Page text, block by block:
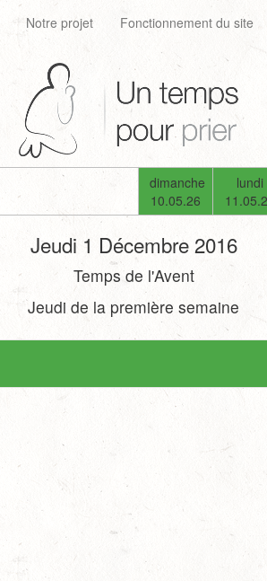
Notre projet Fonctionnement du site
dimanche
10.05.26
lundi
Jeudi 1 Décembre 2016
Temps de l'Avent
Jeudi de la première semaine